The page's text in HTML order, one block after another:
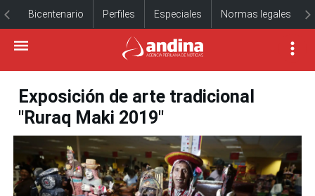
Bicentenario Perfiles Especiales Normas legales
Exposición de arte tradicional
"Ruraq Maki 2019"